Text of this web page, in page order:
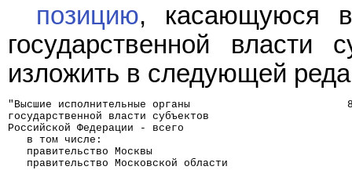
позицию, касающуюся
государственной власти
изложить в следующей
"Высшие исполнительные органы
государственной власти субъектов
Российской Федерации - всего
   в том числе:
правительство Москвы
правительство Московской области